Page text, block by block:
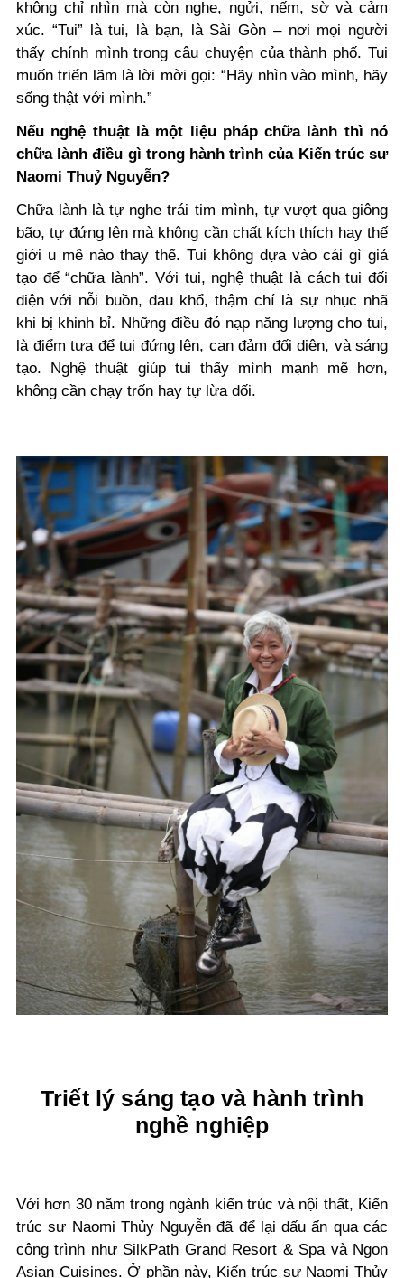
không chỉ nhìn mà còn nghe, ngửi, nếm, sờ và cảm
xúc. “Tui” là tui, là bạn, là Sài Gòn – nơi mọi người
thấy chính mình trong câu chuyện của thành phố. Tui
muốn triển lãm là lời mời gọi: “Hãy nhìn vào mình, hãy
sống thật với mình.”
Nếu nghệ thuật là một liệu pháp chữa lành thì nó
chữa lành điều gì trong hành trình của Kiến trúc sư
Naomi Thuỷ Nguyễn?
Chữa lành là tự nghe trái tim mình, tự vượt qua giông
bão, tự đứng lên mà không cần chất kích thích hay thế
giới u mê nào thay thế. Tui không dựa vào cái gì giả
tạo để “chữa lành”. Với tui, nghệ thuật là cách tui đối
diện với nỗi buồn, đau khổ, thậm chí là sự nhục nhã
khi bị khinh bỉ. Những điều đó nạp năng lượng cho tui,
là điểm tựa để tui đứng lên, can đảm đối diện, và sáng
tạo. Nghệ thuật giúp tui thấy mình mạnh mẽ hơn,
không cần chạy trốn hay tự lừa dối.
Triết lý sáng tạo và hành trình
nghề nghiệp
Với hơn 30 năm trong ngành kiến trúc và nội thất, Kiến
trúc sư Naomi Thủy Nguyễn đã để lại dấu ấn qua các
công trình như SilkPath Grand Resort & Spa và Ngon
Asian Cuisines. Ở phần này, Kiến trúc sư Naomi Thủy